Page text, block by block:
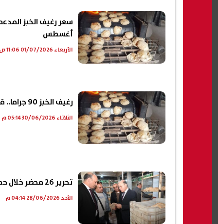
أغسطس
الأربعاء 01/07/2026 11:06 ص
رغيف الخبز 90 جراما.. قرار مفاجئ من التموين يخص المخابز البلدية المدعمة
الثلاثاء 30/06/2026 05:14 م
تحرير 26 محضر خلال حملات رقابية مكثفة على المخابز فى الغربية
الأحد 28/06/2026 04:14 م